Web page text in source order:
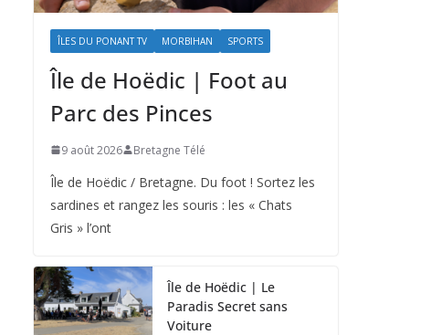
ÎLES DU PONANT TV MORBIHAN SPORTS
Île de Hoëdic | Foot au
Parc des Pinces
9 août 2026 Bretagne Télé
Île de Hoëdic / Bretagne. Du foot ! Sortez les
sardines et rangez les souris : les « Chats
Gris » l’ont
Île de Hoëdic | Le
Paradis Secret sans
Voiture